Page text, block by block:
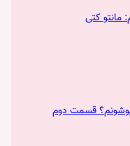
کتی
قسمت دوم